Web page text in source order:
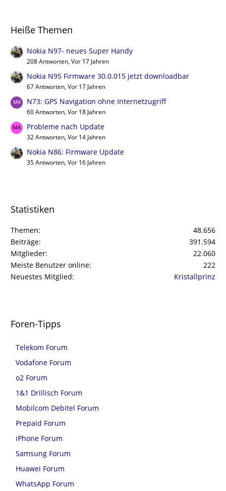
Heiße Themen
Nokia N97- neues Super Handy
208 Antworten, Vor 17 Jahren
Nokia N95 Firmware 30.0.015 jetzt downloadbar
67 Antworten, Vor 17 Jahren
N73: GPS Navigation ohne Internetzugriff
60 Antworten, Vor 18 Jahren
Probleme nach Update
32 Antworten, Vor 14 Jahren
Nokia N86: Firmware Update
35 Antworten, Vor 16 Jahren
Statistiken
Themen
48.656
Beiträge
391.594
Mitglieder
22.060
Meiste Benutzer online
222
Neuestes Mitglied
Kristallprinz
Foren-Tipps
Telekom Forum
Vodafone Forum
o2 Forum
1&1 Drillisch Forum
Mobilcom Debitel Forum
Prepaid Forum
iPhone Forum
Samsung Forum
Huawei Forum
WhatsApp Forum